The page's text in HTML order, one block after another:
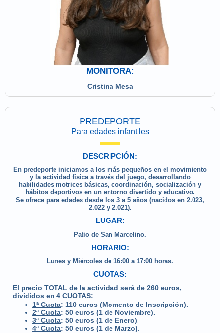
MONITORA:
Cristina Mesa
PREDEPORTE
Para edades infantiles
DESCRIPCIÓN:
En predeporte iniciamos a los más pequeños en el movimiento
y la actividad física a través del juego, desarrollando
habilidades motrices básicas, coordinación, socialización y
hábitos deportivos en un entorno divertido y educativo.
Se ofrece para edades desde los 3 a 5 años (nacidos en 2.023,
2.022 y 2.021).
LUGAR:
Patio de San Marcelino.
HORARIO:
Lunes y Miércoles de 16:00 a 17:00 horas.
CUOTAS:
El precio TOTAL de la actividad será de 260 euros,
divididos en 4 CUOTAS:
1ª Cuota: 110 euros (Momento de Inscripción).
2ª Cuota: 50 euros (1 de Noviembre).
3ª Cuota: 50 euros (1 de Enero).
4ª Cuota: 50 euros (1 de Marzo).